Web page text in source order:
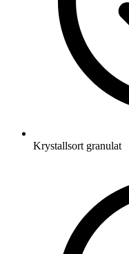
Krystallsort granulat